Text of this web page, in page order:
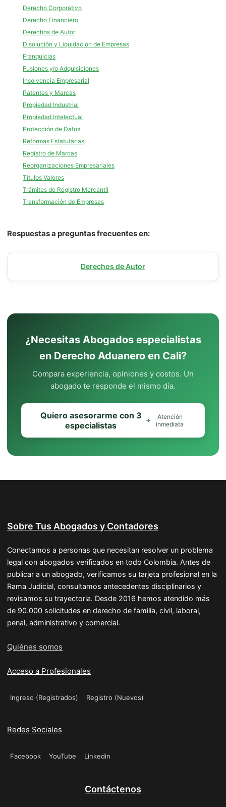
Derecho Corporativo
Derecho Financiero
Derechos de Autor
Disolución y Liquidación de Empresas
Franquicias
Fusiones y/o Adquisiciones
Insolvencia Empresarial
Patentes y Marcas
Propiedad Industrial
Propiedad Intelectual
Protección de Datos
Reformas Estatutarias
Registro de Marcas
Reorganizaciones Empresariales
Títulos Valores
Trámites de Registro Mercantil
Transformación de Empresas
Respuestas a preguntas frecuentes en:
Derechos de Autor
¿Necesitas Abogados especialistas
en Derecho Aduanero en Cali?
Compara experiencia, opiniones y costos. Un
abogado te responde el mismo día.
Quiero asesorarme con 3
especialistas
Atención
inmediata
Sobre Tus Abogados y Contadores
Conectamos a personas que necesitan resolver un problema
legal con abogados verificados en todo Colombia. Antes de
publicar a un abogado, verificamos su tarjeta profesional en la
Rama Judicial, consultamos antecedentes disciplinarios y
revisamos su trayectoria. Desde 2016 hemos atendido más
de 90.000 solicitudes en derecho de familia, civil, laboral,
penal, administrativo y comercial.
Quiénes somos
Acceso a Profesionales
Ingreso (Registrados) Registro (Nuevos)
Redes Sociales
Facebook YouTube Linkedin
Contáctenos